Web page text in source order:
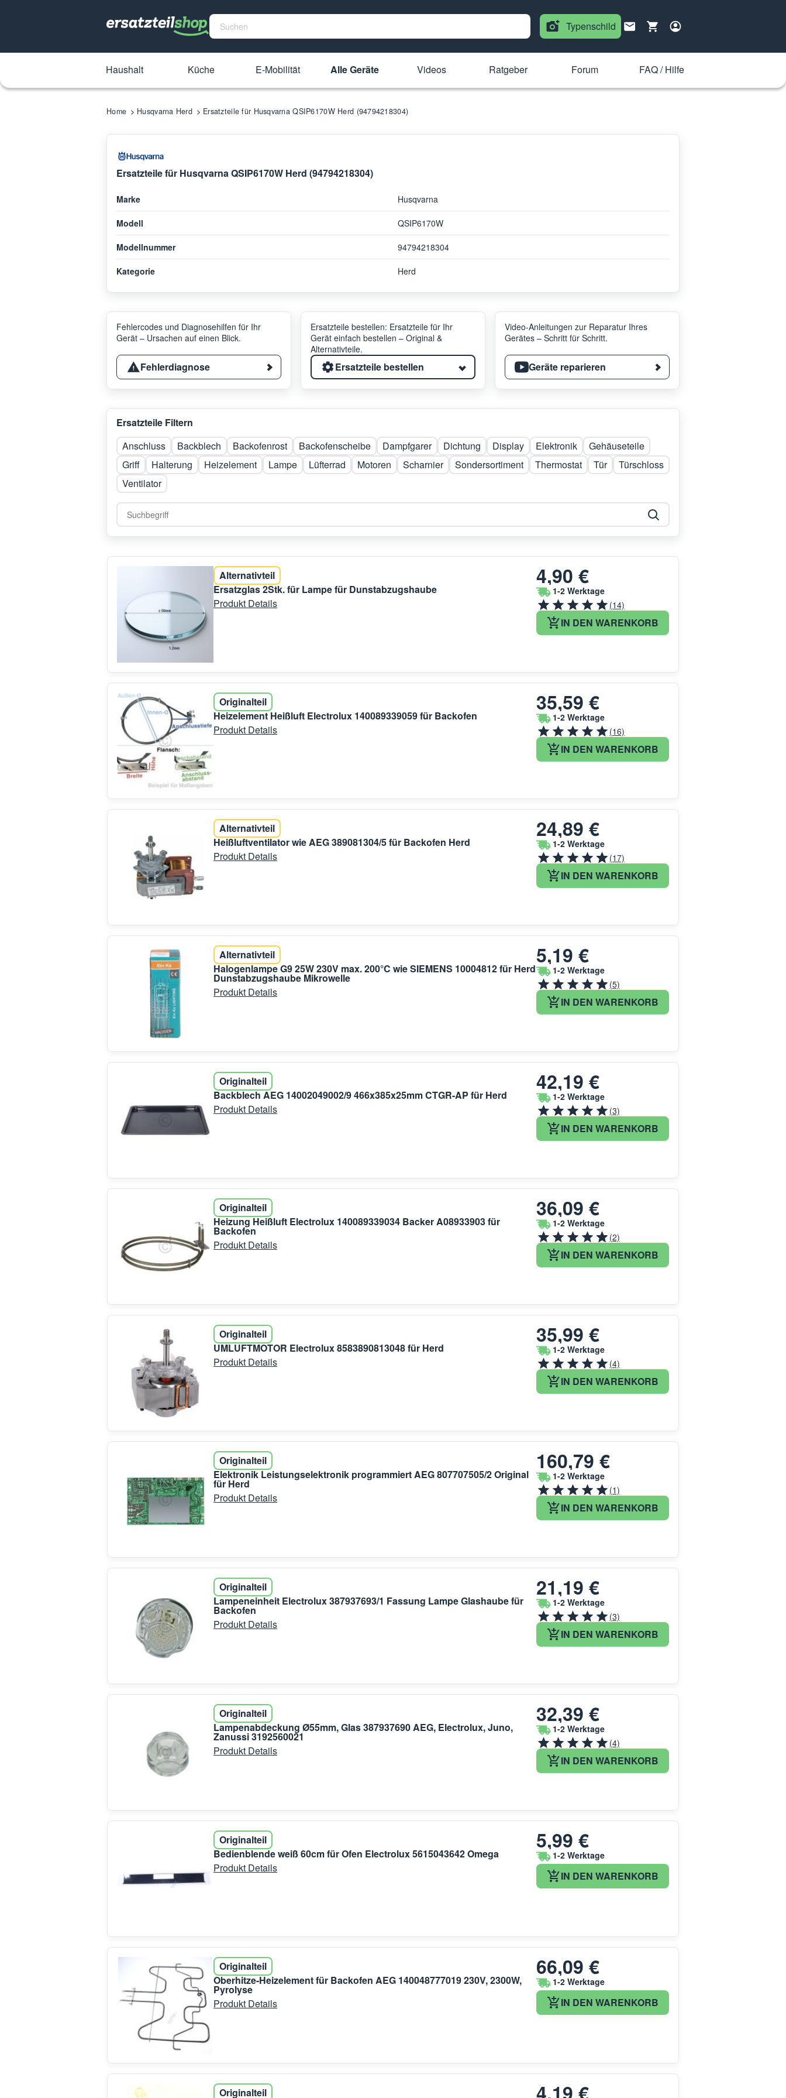
Typenschild
Haushalt Küche E-Mobilität Alle Geräte Videos Ratgeber Forum FAQ / Hilfe
Home Husqvarna Herd Ersatzteile für Husqvarna QSIP6170W Herd (94794218304)
Ersatzteile für Husqvarna QSIP6170W Herd (94794218304)
Marke Husqvarna
Modell QSIP6170W
Modellnummer 94794218304
Kategorie Herd
Fehlercodes und Diagnosehilfen für Ihr
Gerät – Ursachen auf einen Blick.
Fehlerdiagnose
Ersatzteile bestellen: Ersatzteile für Ihr
Gerät einfach bestellen – Original &
Alternativteile.
Ersatzteile bestellen
Video-Anleitungen zur Reparatur Ihres
Gerätes – Schritt für Schritt.
Geräte reparieren
Ersatzteile Filtern
Anschluss
Backblech Backofenrost Backofenscheibe Dampfgarer Dichtung Display Elektronik
Gehäuseteile
Griff
Halterung Heizelement Lampe Lüfterrad Motoren Scharnier Sondersortiment Thermostat Tür
Türschloss
Ventilator
Alternativteil
Ersatzglas 2Stk. für Lampe für Dunstabzugshaube
Produkt Details
4,90 €
1-2 Werktage
(14)
IN DEN WARENKORB
Originalteil
Heizelement Heißluft Electrolux 140089339059 für Backofen
Produkt Details
35,59 €
1-2 Werktage
(16)
IN DEN WARENKORB
Alternativteil
Heißluftventilator wie AEG 389081304/5 für Backofen Herd
Produkt Details
24,89 €
1-2 Werktage
(17)
IN DEN WARENKORB
Alternativteil
Halogenlampe G9 25W 230V max. 200°C wie SIEMENS 10004812 für Herd
Dunstabzugshaube Mikrowelle
Produkt Details
5,19 €
1-2 Werktage
(5)
IN DEN WARENKORB
Originalteil
Backblech AEG 14002049002/9 466x385x25mm CTGR-AP für Herd
Produkt Details
42,19 €
1-2 Werktage
(3)
IN DEN WARENKORB
Originalteil
Heizung Heißluft Electrolux 140089339034 Backer A08933903 für
Backofen
Produkt Details
36,09 €
1-2 Werktage
(2)
IN DEN WARENKORB
Originalteil
UMLUFTMOTOR Electrolux 8583890813048 für Herd
Produkt Details
35,99 €
1-2 Werktage
(4)
IN DEN WARENKORB
Originalteil
Elektronik Leistungselektronik programmiert AEG 807707505/2 Original
für Herd
Produkt Details
160,79 €
1-2 Werktage
(1)
IN DEN WARENKORB
Originalteil
Lampeneinheit Electrolux 387937693/1 Fassung Lampe Glashaube für
Backofen
Produkt Details
21,19 €
1-2 Werktage
(3)
IN DEN WARENKORB
Originalteil
Lampenabdeckung Ø55mm, Glas 387937690 AEG, Electrolux, Juno,
Zanussi 3192560021
Produkt Details
32,39 €
1-2 Werktage
(4)
IN DEN WARENKORB
Originalteil
Bedienblende weiß 60cm für Ofen Electrolux 5615043642 Omega
Produkt Details
5,99 €
1-2 Werktage
IN DEN WARENKORB
Originalteil
Oberhitze-Heizelement für Backofen AEG 140048777019 230V, 2300W,
Pyrolyse
Produkt Details
66,09 €
1-2 Werktage
IN DEN WARENKORB
Originalteil